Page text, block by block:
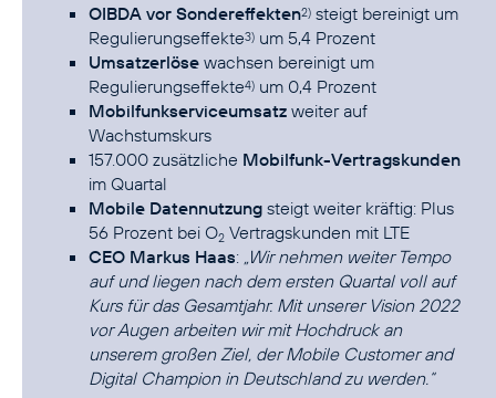
OIBDA vor Sondereffekten2) steigt bereinigt um
Regulierungseffekte3) um 5,4 Prozent
Umsatzerlöse wachsen bereinigt um
Regulierungseffekte4) um 0,4 Prozent
Mobilfunkserviceumsatz weiter auf
Wachstumskurs
157.000 zusätzliche Mobilfunk-Vertragskunden
im Quartal
Mobile Datennutzung steigt weiter kräftig: Plus
56 Prozent bei O2 Vertragskunden mit LTE
CEO Markus Haas: „Wir nehmen weiter Tempo
auf und liegen nach dem ersten Quartal voll auf
Kurs für das Gesamtjahr. Mit unserer Vision 2022
vor Augen arbeiten wir mit Hochdruck an
unserem großen Ziel, der Mobile Customer and
Digital Champion in Deutschland zu werden.“